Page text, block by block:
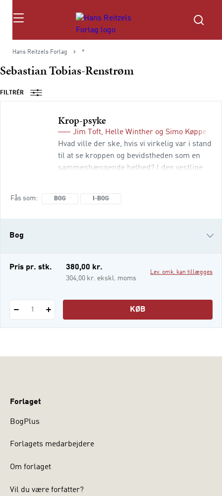
Søg
Hans Reitzels Forlag *
Sebastian Tobias-Renstrøm
FILTRÉR
Krop-psyke
Jim Toft, Helle Winther og Simo Køppe
Hvad ville der ske, hvis vi virkelig var i stand
til at se kroppen og bevidstheden som en
sammenhængende helhed? I den vestlige
Fås som BOG I-BOG
Bog
i-bog
Pris pr. stk. 380,00 kr.
304,00 kr. ekskl. moms
Lev. omk. kan tillægges
1 KØB
Forlaget
BogPlus
Forlagets medarbejdere
Om forlaget
Vil du være forfatter?